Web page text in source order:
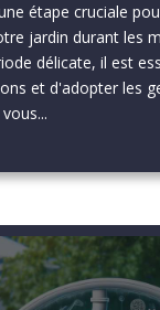
étape cruciale
jardin durant les
délicate, il est
et d'adopter les